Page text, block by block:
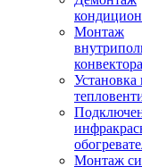
Монтаж
конвектора
Установка
Монтаж